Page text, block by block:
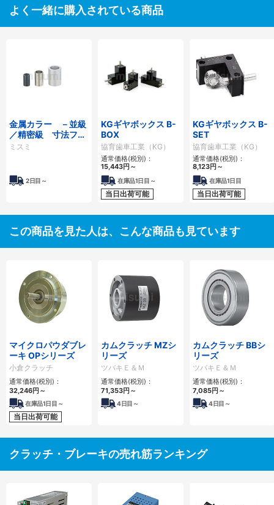
よく一緒に購入されている商品
金属カラー －並級
／精密級 寸法フリ
ー指定タイプ－
ミスミ
2日目～
KGギヤボックス B-
BOX
協育歯車工業（KG）
通常価格(税別)：
15,443円 ～
在庫品1日目～
当日出荷可能
KGギヤボックス B-
SET
協育歯車工業（KG）
通常価格(税別)：
8,123円 ～
在庫品1日目
当日出荷可能
この商品を見た人は、こんな商品も見ています
マイクロパウダブレ
ーキ OPシリーズ
小倉クラッチ
通常価格(税別)：
32,246円 ～
在庫品1日目～
当日出荷可能
カムクラッチ MZシ
リーズ
ツバキＥ＆Ｍ
通常価格(税別)：
71,353円 ～
4日目～
カムクラッチ BBシ
リーズ
ツバキＥ＆Ｍ
通常価格(税別)：
7,085円 ～
4日目～
クラッチ・ブレーキの売れ筋ランキング